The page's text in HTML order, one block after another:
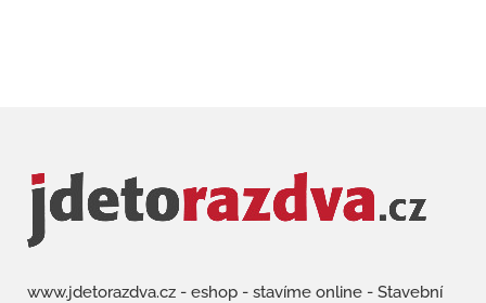
www.jdetorazdva.cz - eshop - stavíme online - Stavební